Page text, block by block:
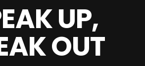
UP,
OUT